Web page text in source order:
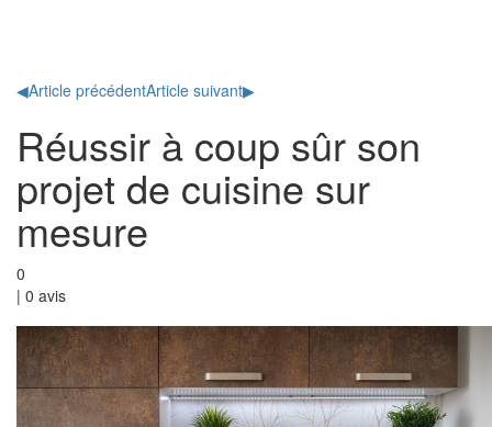
◀Article précédentArticle suivant▶
Réussir à coup sûr son
projet de cuisine sur
mesure
0
| 0 avis